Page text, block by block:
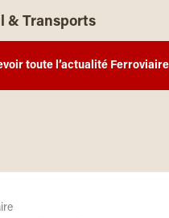
& Transports
toute l’actualité